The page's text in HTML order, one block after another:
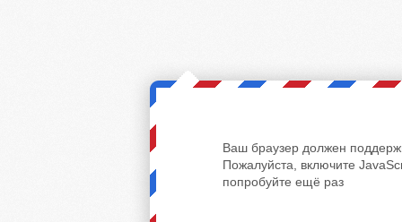
Ваш браузер должен
Пожалуйста, включите
попробуйте ещё раз